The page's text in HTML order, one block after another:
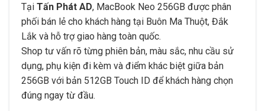
Tại Tấn Phát AD, MacBook Neo 256GB được phân
phối bán lẻ cho khách hàng tại Buôn Ma Thuột, Đắk
Lắk và hỗ trợ giao hàng toàn quốc.
Shop tư vấn rõ từng phiên bản, màu sắc, nhu cầu sử
dụng, phụ kiện đi kèm và điểm khác biệt giữa bản
256GB với bản 512GB Touch ID để khách hàng chọn
đúng ngay từ đầu.